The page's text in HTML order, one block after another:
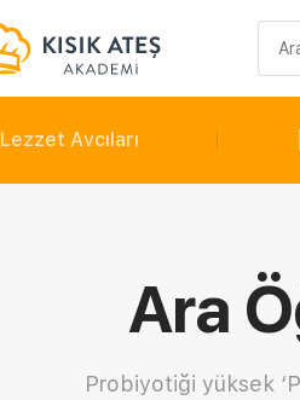
Lezzet Avcıları
Ara
Probiyotiği yüksek